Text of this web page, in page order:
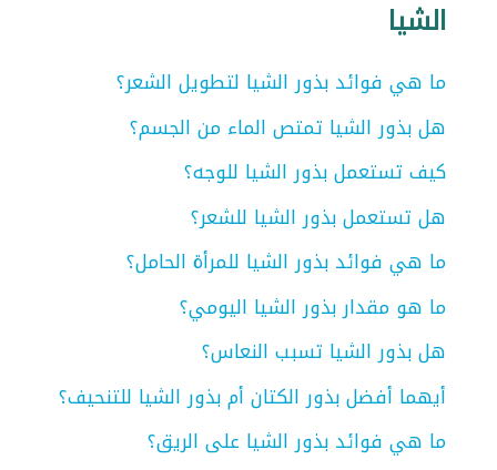
الشيا
ما هي فوائد بذور الشيا لتطويل الشعر؟
هل بذور الشيا تمتص الماء من الجسم؟
كيف تستعمل بذور الشيا للوجه؟
هل تستعمل بذور الشيا للشعر؟
ما هي فوائد بذور الشيا للمرأة الحامل؟
ما هو مقدار بذور الشيا اليومي؟
هل بذور الشيا تسبب النعاس؟
أيهما أفضل بذور الكتان أم بذور الشيا للتنحيف؟
ما هي فوائد بذور الشيا على الريق؟